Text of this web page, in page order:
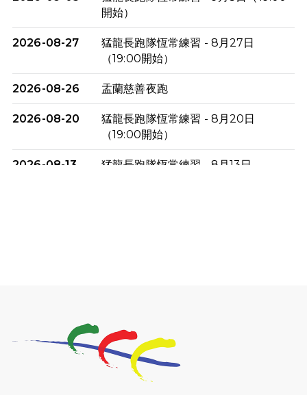
開始）
2026-08-27
猛龍長跑隊恆常練習 - 8月27日
（19:00開始）
2026-08-26 盂蘭慈善夜跑
2026-08-20
猛龍長跑隊恆常練習 - 8月20日
（19:00開始）
2026-08-13
猛龍長跑隊恆常練習 - 8月13日
2026-07-23
猛龍長跑隊恆常練習 - 7月23日
（19:00開始）
猛龍長跑隊恆常練習 - 7月16日